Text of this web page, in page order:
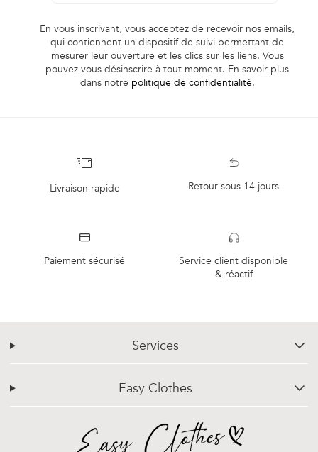
En vous inscrivant, vous acceptez de recevoir nos emails,
qui contiennent un dispositif de suivi permettant de
mesurer leur ouverture et les clics sur les liens. Vous
pouvez vous désinscrire à tout moment. En savoir plus
dans notre politique de confidentialité.
Livraison rapide Retour sous 14 jours
Paiement sécurisé
Service client disponible
& réactif
Services
chevron-down
Easy Clothes
chevron-down